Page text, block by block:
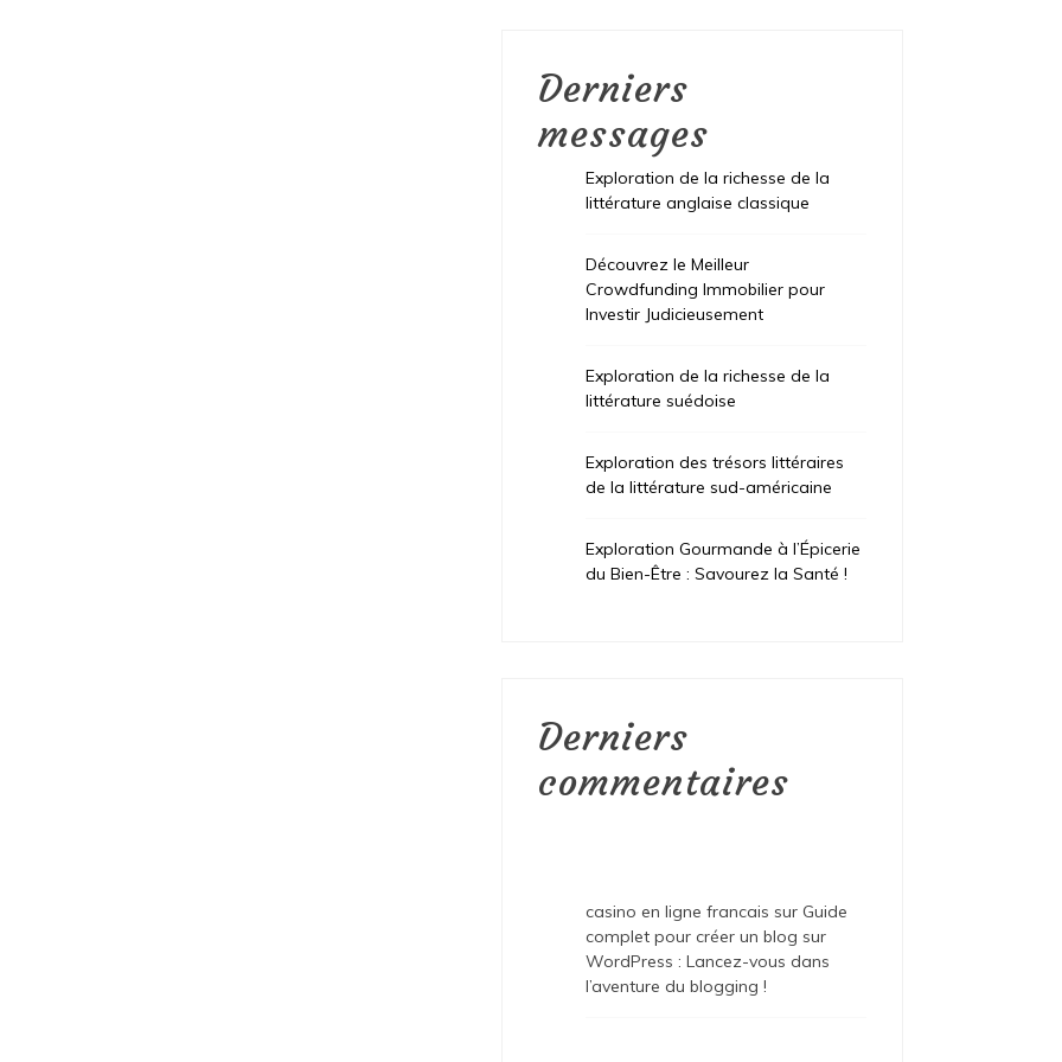
Derniers
messages
Exploration de la richesse de la
littérature anglaise classique
Découvrez le Meilleur
Crowdfunding Immobilier pour
Investir Judicieusement
Exploration de la richesse de la
littérature suédoise
Exploration des trésors littéraires
de la littérature sud-américaine
Exploration Gourmande à l’Épicerie
du Bien-Être : Savourez la Santé !
Derniers
commentaires
casino en ligne francais sur Guide
complet pour créer un blog sur
WordPress : Lancez-vous dans
l’aventure du blogging !